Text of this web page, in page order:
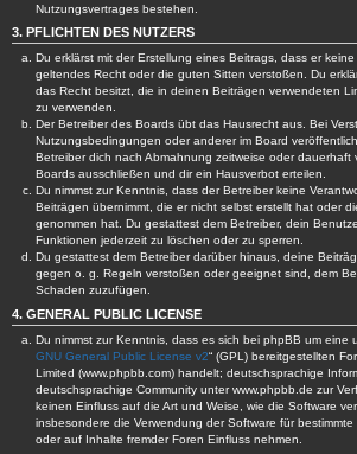
Nutzungsvertrages bestehen.
3. PFLICHTEN DES NUTZERS
Du erklärst mit der Erstellung eines Beitrags, dass er
geltendes Recht oder die guten Sitten verstoßen. Du
das Recht besitzt, die in deinen Beiträgen verwendeten
zu verwenden.
Der Betreiber des Boards übt das Hausrecht aus. Bei
Nutzungsbedingungen oder anderer im Board
Betreiber dich nach Abmahnung zeitweise oder dauerhaft
Boards ausschließen und dir ein Hausverbot erteilen.
Du nimmst zur Kenntnis, dass der Betreiber keine
Beiträgen übernimmt, die er nicht selbst erstellt hat oder
genommen hat. Du gestattest dem Betreiber, dein
Funktionen jederzeit zu löschen oder zu sperren.
Du gestattest dem Betreiber darüber hinaus, deine
gegen o. g. Regeln verstoßen oder geeignet sind, dem
Schaden zuzufügen.
4. GENERAL PUBLIC LICENSE
Du nimmst zur Kenntnis, dass es sich bei phpBB um eine
GNU General Public License v2“ (GPL) bereitgestellten
Limited (www.phpbb.com) handelt; deutschsprachige
deutschsprachige Community unter www.phpbb.de zur
keinen Einfluss auf die Art und Weise, wie die Software
insbesondere die Verwendung der Software für
oder auf Inhalte fremder Foren Einfluss nehmen.